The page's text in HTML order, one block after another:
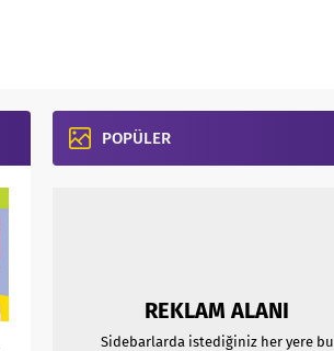
POPÜLER
REKLAM ALANI
Sidebarlarda istediğiniz her yere bu